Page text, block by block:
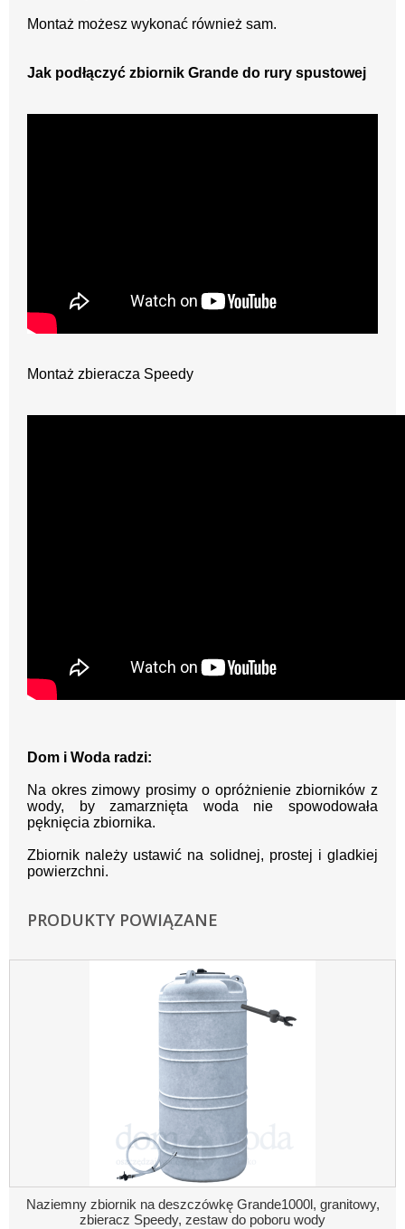
Montaż możesz wykonać również sam.
Jak podłączyć zbiornik Grande do rury spustowej
Montaż zbieracza Speedy
Dom i Woda radzi:
Na okres zimowy prosimy o opróżnienie zbiorników z
wody, by zamarznięta woda nie spowodowała
pęknięcia zbiornika.
Zbiornik należy ustawić na solidnej, prostej i gladkiej
powierzchni.
PRODUKTY POWIĄZANE
Naziemny zbiornik na deszczówkę Grande1000l, granitowy,
zbieracz Speedy, zestaw do poboru wody